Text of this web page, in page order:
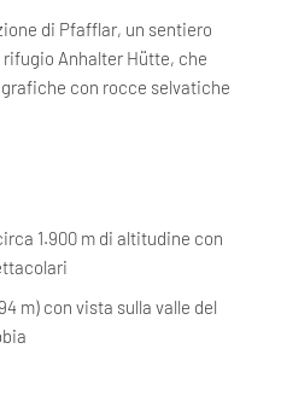
di Pfafflar, un sentiero
Anhalter Hütte, che
con rocce selvatiche
1.900 m di altitudine con
m) con vista sulla valle del